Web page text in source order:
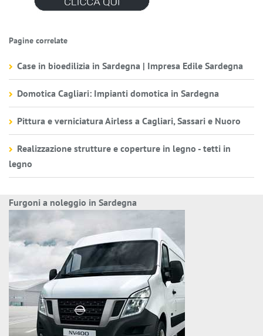
Pagine correlate
Case in bioedilizia in Sardegna | Impresa Edile Sardegna
Domotica Cagliari: Impianti domotica in Sardegna
Pittura e verniciatura Airless a Cagliari, Sassari e Nuoro
Realizzazione strutture e coperture in legno - tetti in
legno
Furgoni a noleggio in Sardegna